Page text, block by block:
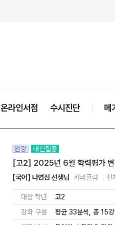
온라인서점 수시진단 메
완강 내신집중
[고2] 2025년 6월 학력평가
[국어] 나연진 선생님 커리큘럼 전
대상 학년 고2
강좌 구성
평균 33분씩, 총 15강